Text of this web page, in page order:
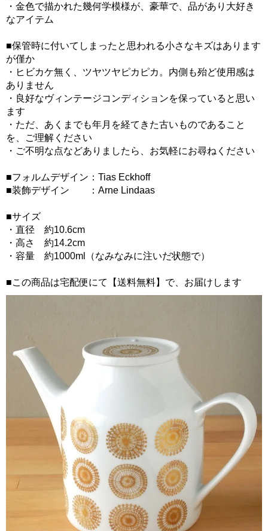
・金色で描かれた幾何学模様が、豪華で、品があり大好き
なアイテム
■保管時に付いてしまったと思われる小さなキズはあります
が僅か
・ヒビカケ無く、ツヤツヤピカピカ。内側も殆ど使用感は
ありません
・良好なヴィンテージコンディションを保っていると思い
ます
・ただ、あくまでも年月を経てきた古いものであること
を、ご理解ください
・ご不明な点などありましたら、お気軽にお尋ねください
■フォルムデザイン：Tias Eckhoff
■装飾デザイン ：Arne Lindaas
■サイズ
・直径 約10.6cm
・高さ 約14.2cm
・容量 約1000ml（なみなみに注いだ状態で）
■この商品は宅配便にて【送料無料】で、お届けします